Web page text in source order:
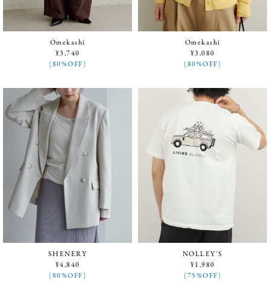
Omekashi
¥3,740
(80%OFF)
Omekashi
¥3,080
(80%OFF)
SHENERY
¥4,840
(80%OFF)
NOLLEY'S
¥1,980
(75%OFF)